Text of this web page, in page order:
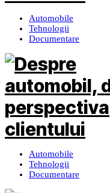
Automobile
Tehnologii
Documentare
Automobile
Tehnologii
Documentare